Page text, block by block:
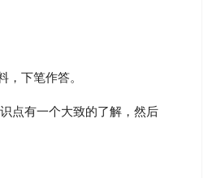
下笔作答。
点有一个大致的了解，然后